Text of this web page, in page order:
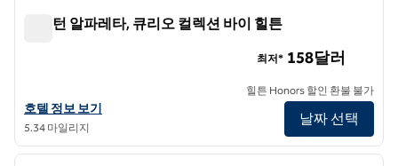
해밀턴 알파레타, 큐리오 컬렉션 바이 힐튼
해밀턴 알파레타, 큐리오 컬렉션 바이 힐튼의 호텔 정보 보기
호텔 정보 보기
5.34 마일리지
최저* 158달러
힐튼 Honors 할인 환불 불가
날짜 선택
1/12
다음